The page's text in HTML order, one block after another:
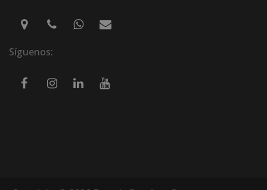
Síguenos: